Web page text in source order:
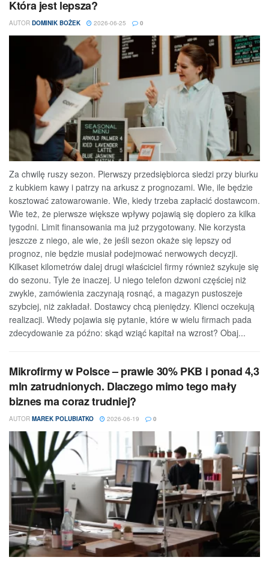
Która jest lepsza?
AUTOR DOMINIK BOŻEK 2026-06-25 0
Za chwilę ruszy sezon. Pierwszy przedsiębiorca siedzi przy biurku
z kubkiem kawy i patrzy na arkusz z prognozami. Wie, ile będzie
kosztować zatowarowanie. Wie, kiedy trzeba zapłacić dostawcom.
Wie też, że pierwsze większe wpływy pojawią się dopiero za kilka
tygodni. Limit finansowania ma już przygotowany. Nie korzysta
jeszcze z niego, ale wie, że jeśli sezon okaże się lepszy od
prognoz, nie będzie musiał podejmować nerwowych decyzji.
Kilkaset kilometrów dalej drugi właściciel firmy również szykuje się
do sezonu. Tyle że inaczej. U niego telefon dzwoni częściej niż
zwykle, zamówienia zaczynają rosnąć, a magazyn pustoszeje
szybciej, niż zakładał. Dostawcy chcą pieniędzy. Klienci oczekują
realizacji. Wtedy pojawia się pytanie, które w wielu firmach pada
zdecydowanie za późno: skąd wziąć kapitał na wzrost? Obaj...
Mikrofirmy w Polsce – prawie 30% PKB i ponad 4,3
mln zatrudnionych. Dlaczego mimo tego mały
biznes ma coraz trudniej?
AUTOR MAREK POLUBIATKO 2026-06-19 0